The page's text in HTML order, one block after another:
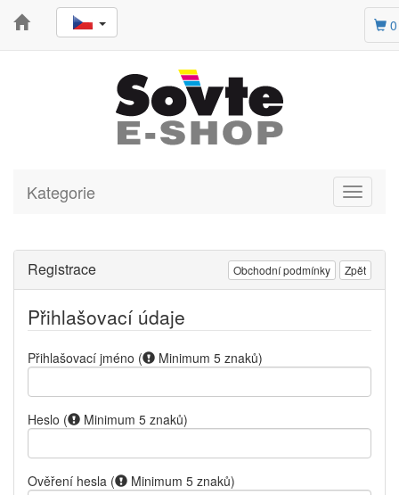
0
Toggle
Kategorie
Registrace Obchodní podmínky Zpět
Přihlašovací údaje
Přihlašovací jméno ( Minimum 5 znaků)
Heslo ( Minimum 5 znaků)
Ověření hesla ( Minimum 5 znaků)